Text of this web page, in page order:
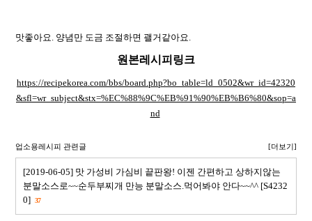
맛좋아요. 양념만 도금 조절하면 괠거같아요.
원본레시피링크
https://recipekorea.com/bbs/board.php?bo_table=ld_0502&wr_id=42320
&sfl=wr_subject&stx=%EC%88%9C%EB%91%90%EB%B6%80&sop=a
nd
업소용레시피 관련글 [더보기]
[2019-06-05] 맛 가성비 가심비 끝판왕! 이젠 간편하고 상하지않는
분말소스로~~순두부찌개 만능 분말소스.먹어봐야 안다~~^^ [S4232
0] 37